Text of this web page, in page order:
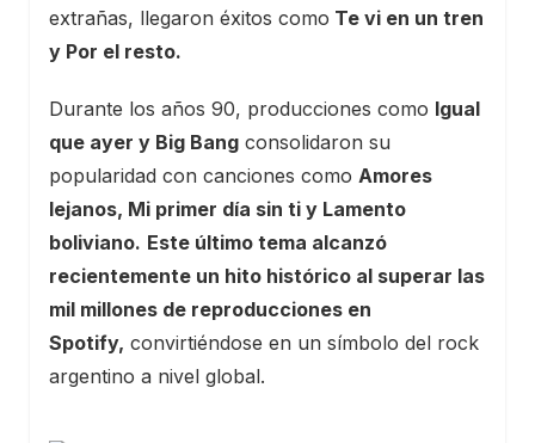
extrañas, llegaron éxitos como Te vi en un tren
y Por el resto.
Durante los años 90, producciones como Igual
que ayer y Big Bang consolidaron su
popularidad con canciones como Amores
lejanos, Mi primer día sin ti y Lamento
boliviano. Este último tema alcanzó
recientemente un hito histórico al superar las
mil millones de reproducciones en
Spotify, convirtiéndose en un símbolo del rock
argentino a nivel global.